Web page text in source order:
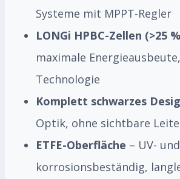
Systeme mit MPPT-Regler
LONGi HPBC-Zellen (>25
maximale
Technologie
Komplett schwarzes
Optik, ohne sichtbare
ETFE-Oberfläche – UV- und
korrosionsbeständig,